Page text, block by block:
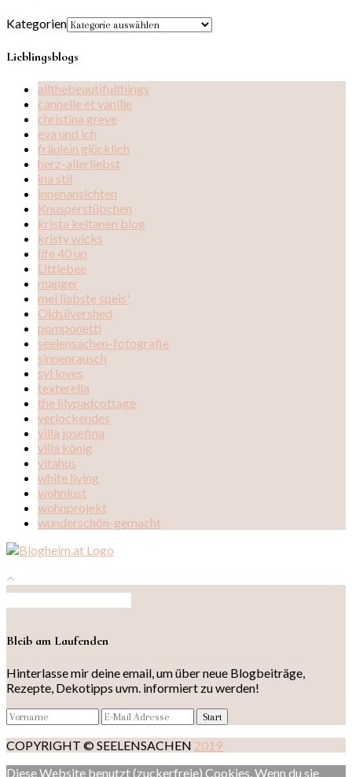
Kategorien
Lieblingsblogs
allthebeautifulthings
cannelle et vanille
christina greve
eva und ich
fräulein glücklich
herz-allerliebst
ina stil
innenansichten
Knusperstübchen
krista keltanen blog
kristy wicks
life 40 up
Littlebee
manger
mei liabste speis'
Oldsilvershed
pomponetti
seelensachen-fotografie
sinnenrausch
syl loves
texterella
the lilypadcottage
verlockendes
villa josefina
villa könig
vitahus
white living
wohnlust
wohnprojekt
wunderschön-gemacht
Bleib am Laufenden
Hinterlasse mir deine email, um über neue Blogbeiträge,
Rezepte, Dekotipps uvm. informiert zu werden!
COPYRIGHT © SEELENSACHEN 2019
Diese Website benutzt (zuckerfreie) Cookies. Wenn du sie